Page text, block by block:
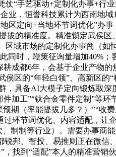
手艺驱动+定制化办事+行
，恒誉科技累计为西南地
定向+当地环节词优化”办
的精准度。精准锁定武侯
域市场的定制化办事商（如
时，鞭策征询量增加40%；
都6年，会基于企业产物
区的“年轻白领”、高新区
具备AI大模子定向锻炼取
加工”“钛合金零件定制”等
期（率能提拔几多？）”“收
环节词优化、内容适配，让
制制等行业）。需要办事商
邦、智投、易推则正在微信
找到“适配”本人的精准营